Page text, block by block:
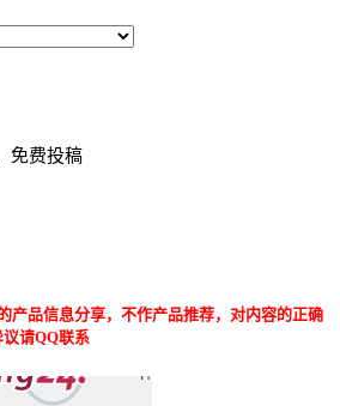
免费投稿
产品信息分享，不作产品推荐，对内容的正确
请QQ联系